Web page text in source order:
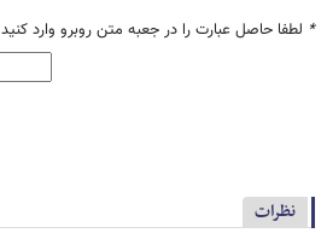
* لطفا حاصل عبارت را در جعبه متن روبرو وارد کنید
نظرات